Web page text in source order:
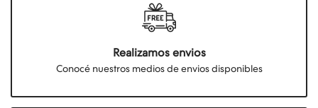
Realizamos envios
Conocé nuestros medios de envios disponibles